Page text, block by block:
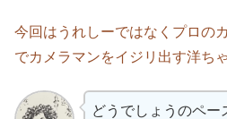
今回はうれしーではなくプロの
でカメラマンをイジリ出す洋ち
どうでしょうのペー